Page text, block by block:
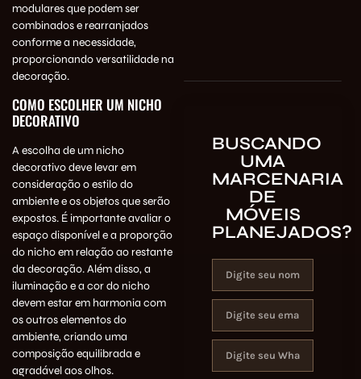
modulares que podem ser
combinados e rearranjados
conforme a necessidade,
proporcionando versatilidade na
decoração.
COMO ESCOLHER UM NICHO
DECORATIVO
A escolha de um nicho
decorativo deve levar em
consideração o estilo do
ambiente e os objetos que serão
expostos. É importante avaliar o
espaço disponível e a proporção
do nicho em relação ao restante
da decoração. Além disso, a
iluminação e a cor do nicho
devem estar em harmonia com
os outros elementos do
ambiente, criando uma
composição equilibrada e
agradável aos olhos.
BUSCANDO
UMA
MARCENARIA
DE
MÓVEIS
PLANEJADOS?